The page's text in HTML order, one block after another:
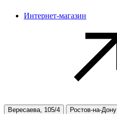
Интернет-магазин
Вересаева, 105/4 Ростов-на-Дону